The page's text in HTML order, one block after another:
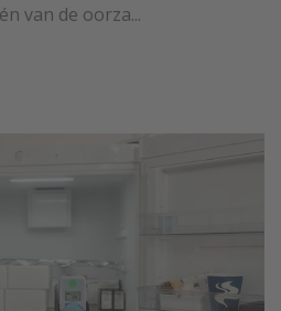
van de oorza...